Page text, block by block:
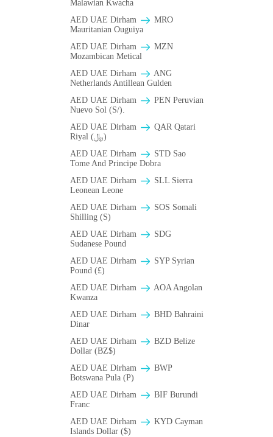
Malawian Kwacha
AED UAE Dirham
MRO
Mauritanian Ouguiya
AED UAE Dirham
MZN
Mozambican Metical
AED UAE Dirham
ANG
Netherlands Antillean Gulden
AED UAE Dirham
PEN Peruvian
Nuevo Sol (S/).
AED UAE Dirham
QAR Qatari
Riyal (﷼)
AED UAE Dirham
STD Sao
Tome And Principe Dobra
AED UAE Dirham
SLL Sierra
Leonean Leone
AED UAE Dirham
SOS Somali
Shilling (S)
AED UAE Dirham
SDG
Sudanese Pound
AED UAE Dirham
SYP Syrian
Pound (£)
AED UAE Dirham
AOA Angolan
Kwanza
AED UAE Dirham
BHD Bahraini
Dinar
AED UAE Dirham
BZD Belize
Dollar (BZ$)
AED UAE Dirham
BWP
Botswana Pula (P)
AED UAE Dirham
BIF Burundi
Franc
AED UAE Dirham
KYD Cayman
Islands Dollar ($)